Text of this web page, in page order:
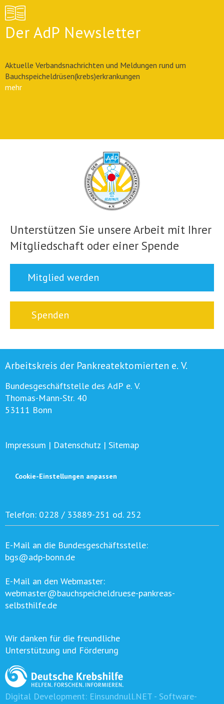
Der AdP Newsletter
Aktuelle Verbandsnachrichten und Meldungen rund um
Bauchspeicheldrüsen(krebs)erkrankungen
mehr
Unterstützen Sie unsere Arbeit mit Ihrer
Mitgliedschaft oder einer Spende
Mitglied werden
Spenden
Arbeitskreis der Pankreatektomierten e. V.
Bundesgeschäftstelle des AdP e. V.
Thomas-Mann-Str. 40
53111 Bonn
Impressum | Datenschutz | Sitemap
Cookie-Einstellungen anpassen
Telefon: 0228 / 33889-251 od. 252
E-Mail an die Bundesgeschäftsstelle:
bgs@adp-bonn.de
E-Mail an den Webmaster:
webmaster@bauchspeicheldruese-pankreas-
selbsthilfe.de
Wir danken für die freundliche
Unterstützung und Förderung
Digital Development: Einsundnull.NET - Software-